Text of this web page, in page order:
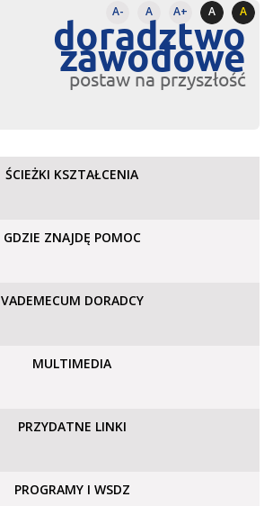
A- A A+ A A
doradztwo
zawodowe
postaw na przyszłość
ŚCIEŻKI KSZTAŁCENIA
GDZIE ZNAJDĘ POMOC
VADEMECUM DORADCY
MULTIMEDIA
PRZYDATNE LINKI
PROGRAMY I WSDZ